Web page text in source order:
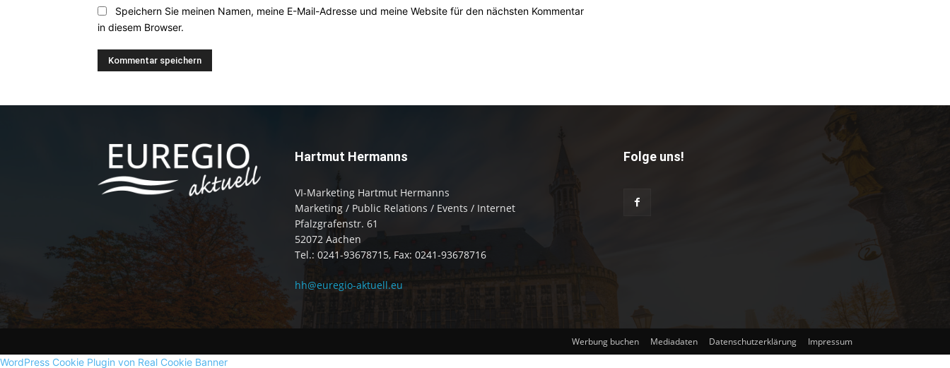
Speichern Sie meinen Namen, meine E-Mail-Adresse und meine Website für den nächsten Kommentar
in diesem Browser.
Hartmut Hermanns
VI-Marketing Hartmut Hermanns
Marketing / Public Relations / Events / Internet
Pfalzgrafenstr. 61
52072 Aachen
Tel.: 0241-93678715, Fax: 0241-93678716
hh@euregio-aktuell.eu
Folge uns!
Werbung buchen Mediadaten Datenschutzerklärung
Impressum
WordPress Cookie Plugin von Real Cookie Banner